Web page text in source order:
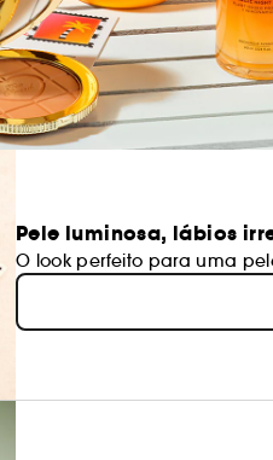
Pele luminosa, lábios
O look perfeito para uma